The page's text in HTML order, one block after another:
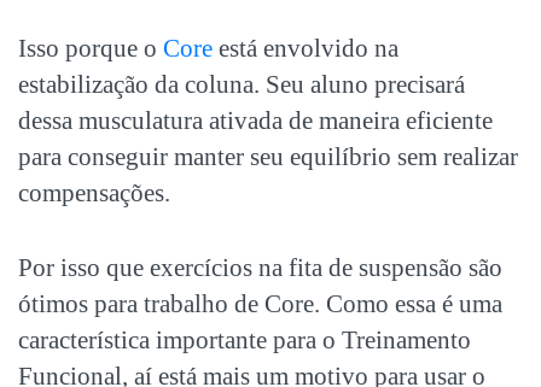
Isso porque o Core está envolvido na
estabilização da coluna. Seu aluno precisará
dessa musculatura ativada de maneira eficiente
para conseguir manter seu equilíbrio sem realizar
compensações.
Por isso que exercícios na fita de suspensão são
ótimos para trabalho de Core. Como essa é uma
característica importante para o Treinamento
Funcional, aí está mais um motivo para usar o